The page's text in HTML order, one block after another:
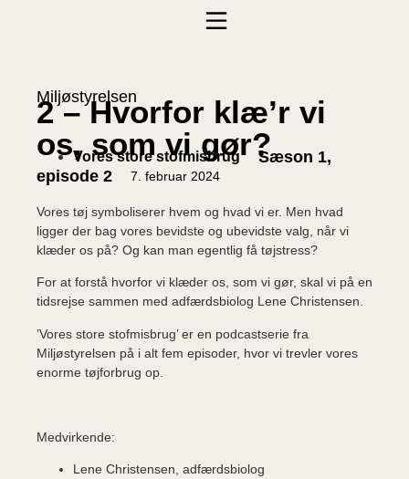
Miljøstyrelsen
2 – Hvorfor klæ’r vi
os, som vi gør?
Vores store stofmisbrug
Sæson 1,
episode 2
7. februar 2024
Vores tøj symboliserer hvem og hvad vi er. Men hvad
ligger der bag vores bevidste og ubevidste valg, når vi
klæder os på? Og kan man egentlig få tøjstress?
For at forstå hvorfor vi klæder os, som vi gør, skal vi på en
tidsrejse sammen med adfærdsbiolog Lene Christensen.
’Vores store stofmisbrug’ er en podcastserie fra
Miljøstyrelsen på i alt fem episoder, hvor vi trevler vores
enorme tøjforbrug op.
Medvirkende:
Lene Christensen, adfærdsbiolog